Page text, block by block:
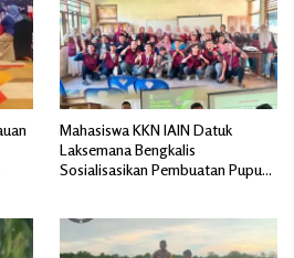
Mahasiswa KKN IAIN Datuk
Laksemana Bengkalis
Sosialisasikan Pembuatan Pupuk